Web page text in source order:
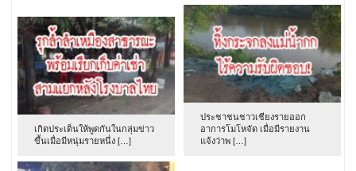
เกิดประเด็นให้พูดกันในกลุ่มข่าว
ขึ้นเมื่อมีหนุ่มรายหนึ่ง […]
ประชาชนชาวเชียงรายออก
อาการโมโหจัด เมื่อมีรายงาน
แจ้งว่าพ […]